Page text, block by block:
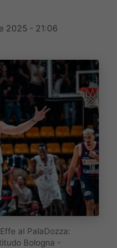
2025 - 21:06
al PalaDozza:
Bologna -